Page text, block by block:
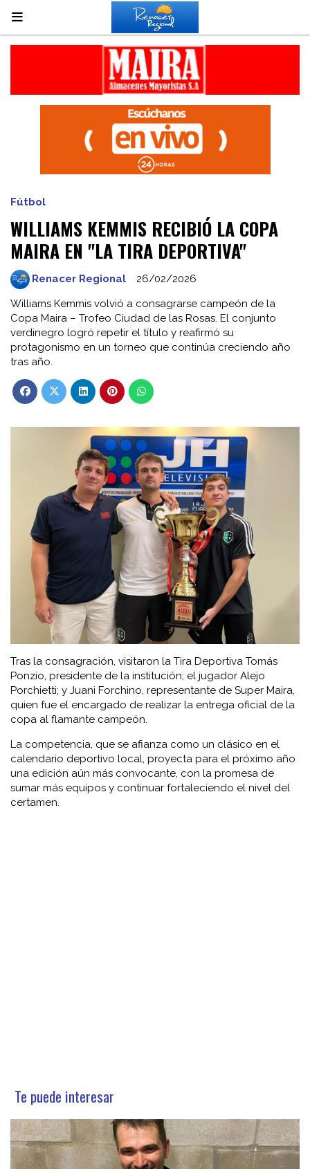
WILLIAMS KEMMIS RECIBIÓ LA COPA
MAIRA EN "LA TIRA DEPORTIVA"
Williams Kemmis volvió a consagrarse campeón de la
Copa Maira – Trofeo Ciudad de las Rosas. El conjunto
verdinegro logró repetir el título y reafirmó su
protagonismo en un torneo que continúa creciendo año
tras año.
Fútbol
26/02/2026
Renacer Regional
Tras la consagración, visitaron la Tira Deportiva Tomás
Ponzio, presidente de la institución; el jugador Alejo
Porchietti; y Juani Forchino, representante de Super Maira,
quien fue el encargado de realizar la entrega oficial de la
copa al flamante campeón.
La competencia, que se afianza como un clásico en el
calendario deportivo local, proyecta para el próximo año
una edición aún más convocante, con la promesa de
sumar más equipos y continuar fortaleciendo el nivel del
certamen.
Te puede interesar